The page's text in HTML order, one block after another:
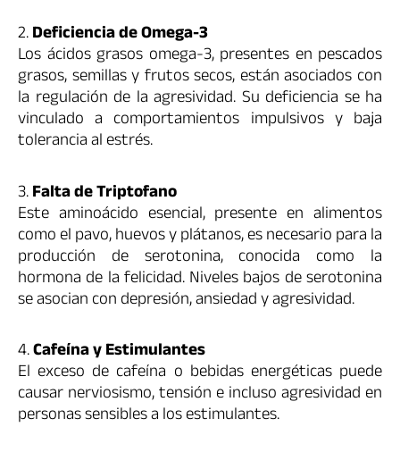
2.Deficiencia de Omega-3
Los ácidos grasos omega-3, presentes en pescados
grasos, semillas y frutos secos, están asociados con
la regulación de la agresividad. Su deficiencia se ha
vinculado a comportamientos impulsivos y baja
tolerancia al estrés.
3.Falta de Triptofano
Este aminoácido esencial, presente en alimentos
como el pavo, huevos y plátanos, es necesario para la
producción de serotonina, conocida como la
hormona de la felicidad. Niveles bajos de serotonina
se asocian con depresión, ansiedad y agresividad.
4.Cafeína y Estimulantes
El exceso de cafeína o bebidas energéticas puede
causar nerviosismo, tensión e incluso agresividad en
personas sensibles a los estimulantes.